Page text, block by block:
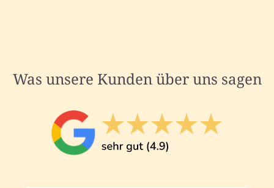
Was unsere Kunden über uns sagen